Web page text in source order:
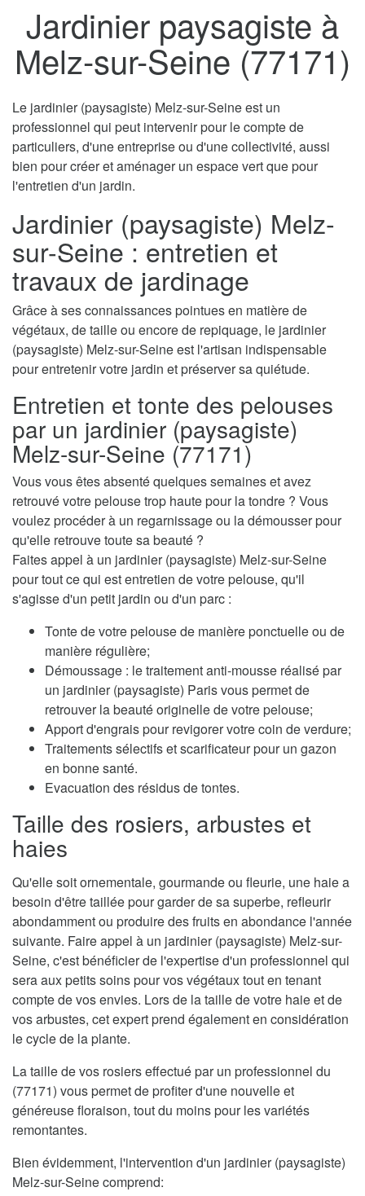
Jardinier paysagiste à
Melz-sur-Seine (77171)
Le jardinier (paysagiste) Melz-sur-Seine est un
professionnel qui peut intervenir pour le compte de
particuliers, d'une entreprise ou d'une collectivité, aussi
bien pour créer et aménager un espace vert que pour
l'entretien d'un jardin.
Jardinier (paysagiste) Melz-
sur-Seine : entretien et
travaux de jardinage
Grâce à ses connaissances pointues en matière de
végétaux, de taille ou encore de repiquage, le jardinier
(paysagiste) Melz-sur-Seine est l'artisan indispensable
pour entretenir votre jardin et préserver sa quiétude.
Entretien et tonte des pelouses
par un jardinier (paysagiste)
Melz-sur-Seine (77171)
Vous vous êtes absenté quelques semaines et avez
retrouvé votre pelouse trop haute pour la tondre ? Vous
voulez procéder à un regarnissage ou la démousser pour
qu'elle retrouve toute sa beauté ?
Faites appel à un jardinier (paysagiste) Melz-sur-Seine
pour tout ce qui est entretien de votre pelouse, qu'il
s'agisse d'un petit jardin ou d'un parc :
Tonte de votre pelouse de manière ponctuelle ou de
manière régulière;
Démoussage : le traitement anti-mousse réalisé par
un jardinier (paysagiste) Paris vous permet de
retrouver la beauté originelle de votre pelouse;
Apport d'engrais pour revigorer votre coin de verdure;
Traitements sélectifs et scarificateur pour un gazon
en bonne santé.
Evacuation des résidus de tontes.
Taille des rosiers, arbustes et
haies
Qu'elle soit ornementale, gourmande ou fleurie, une haie a
besoin d'être taillée pour garder de sa superbe, refleurir
abondamment ou produire des fruits en abondance l'année
suivante. Faire appel à un jardinier (paysagiste) Melz-sur-
Seine, c'est bénéficier de l'expertise d'un professionnel qui
sera aux petits soins pour vos végétaux tout en tenant
compte de vos envies. Lors de la taille de votre haie et de
vos arbustes, cet expert prend également en considération
le cycle de la plante.
La taille de vos rosiers effectué par un professionnel du
(77171) vous permet de profiter d'une nouvelle et
généreuse floraison, tout du moins pour les variétés
remontantes.
Bien évidemment, l'intervention d'un jardinier (paysagiste)
Melz-sur-Seine comprend: